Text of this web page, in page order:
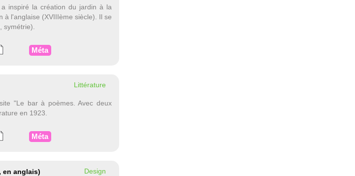
inspiré la création du jardin à la
à l'anglaise (XVIIIème siècle). Il se
Méta
Littérature
"Le bar à poèmes. Avec deux
en 1923.
Méta
en anglais) Design